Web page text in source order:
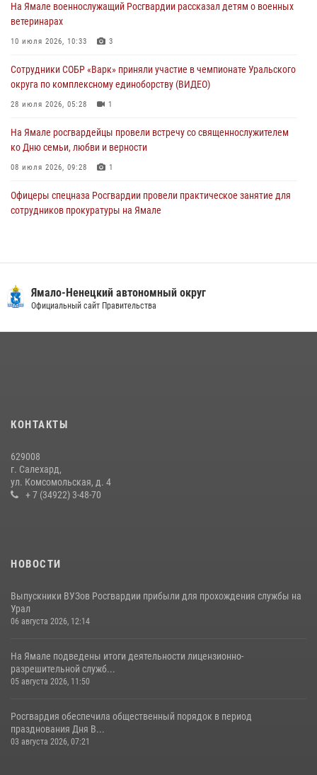
На Полярном круге Росгвардия обеспечила безопасность турнира
27 июля 2026, 09:04
На Ямале военнослужащий Росгвардии рассказал детям о военных
ветеринарах
10 июля 2026, 10:33 3
Сотрудники СОБР «Варк» приняли участие в чемпионате Уральского
округа по комплексному единоборству (ВИДЕО)
28 июля 2026, 05:28 1
На Ямале росгвардейцы провели встречу со священнослужителем
ко Дню семьи, любви и верности
08 июля 2026, 09:28 1
Офицеры спецназа Росгвардии провели практическое занятие для
сотрудников прокуратуры на Ямале
«Каникулы с Росгвардией» продолжаются на Ямале
14 июля 2026, 06:53
Ямало-Ненецкий автономный округ
Официальный сайт Правительства
КОНТАКТЫ
629008
г. Салехард,
ул. Комсомольская, д. 4
+ 7 (34922) 3-48-70
НОВОСТИ
Выпускники ВУЗов Росгвардии прибыли для прохождения службы на
Урал
06 августа 2026, 12:14
На Ямале подведены итоги деятельности лицензионно-
разрешительной служб...
05 августа 2026, 11:50
Росгвардия обеспечила общественный порядок в период
празднования Дня В...
03 августа 2026, 07:21